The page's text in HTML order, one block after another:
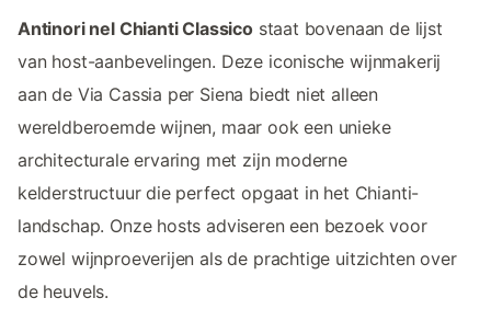
Antinori nel Chianti Classicostaat bovenaan de lijst
van host-aanbevelingen. Deze iconische wijnmakerij
aan de Via Cassia per Siena biedt niet alleen
wereldberoemde wijnen, maar ook een unieke
architecturale ervaring met zijn moderne
kelderstructuur die perfect opgaat in het Chianti-
landschap. Onze hosts adviseren een bezoek voor
zowel wijnproeverijen als de prachtige uitzichten over
de heuvels.